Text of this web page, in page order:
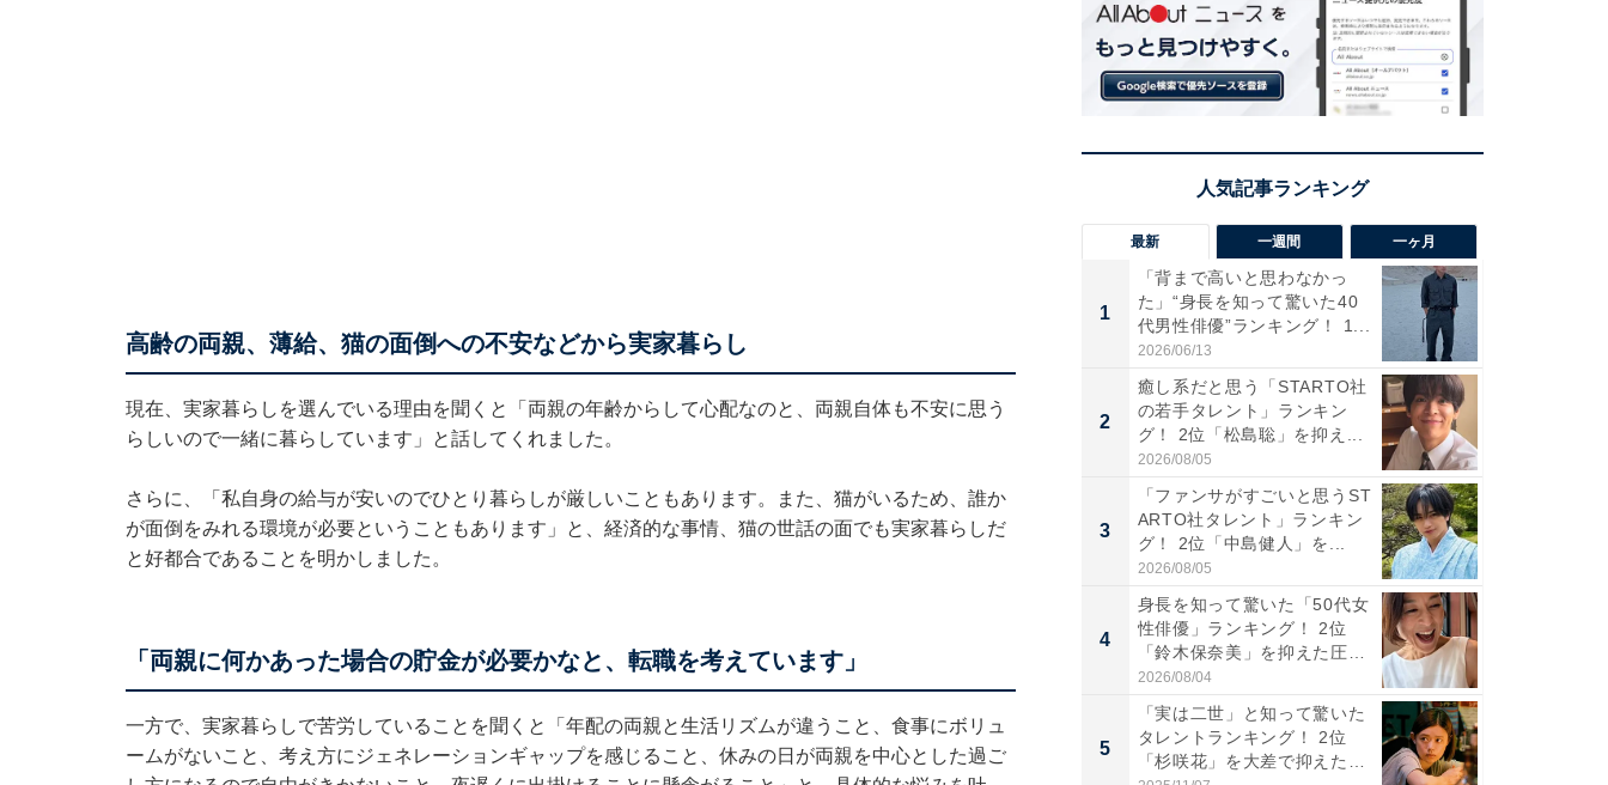
高齢の両親、薄給、猫の面倒への不安などから実家暮らし
現在、実家暮らしを選んでいる理由を聞くと「両親の年齢からして心配なのと、両親自体も不安に思う
らしいので一緒に暮らしています」と話してくれました。
さらに、「私自身の給与が安いのでひとり暮らしが厳しいこともあります。また、猫がいるため、誰か
が面倒をみれる環境が必要ということもあります」と、経済的な事情、猫の世話の面でも実家暮らしだ
と好都合であることを明かしました。
「両親に何かあった場合の貯金が必要かなと、転職を考えています」
一方で、実家暮らしで苦労していることを聞くと「年配の両親と生活リズムが違うこと、食事にボリュ
ームがないこと、考え方にジェネレーションギャップを感じること、休みの日が両親を中心とした過ご
最新 一週間 一ヶ月
1
「背まで高いと思わなかっ
た」“身長を知って驚いた40
代男性俳優”ランキング！ 1...
2026/06/13
2
癒し系だと思う「STARTO社
の若手タレント」ランキン
グ！ 2位「松島聡」を抑え...
2026/08/05
3
「ファンサがすごいと思うST
ARTO社タレント」ランキン
グ！ 2位「中島健人」を...
2026/08/05
4
身長を知って驚いた「50代女
性俳優」ランキング！ 2位
「鈴木保奈美」を抑えた圧
倒...
2026/08/04
5
「実は二世」と知って驚いた
タレントランキング！ 2位
「杉咲花」を大差で抑えた1